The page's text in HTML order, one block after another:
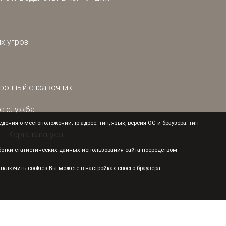
угроз
справочник
служба
Карта кампуса
о местоположении; ip-адрес; тип, язык, версия ОС и браузера; тип
статистических данных использования сайта посредством
cookies Вы можете в настройках своего браузера.